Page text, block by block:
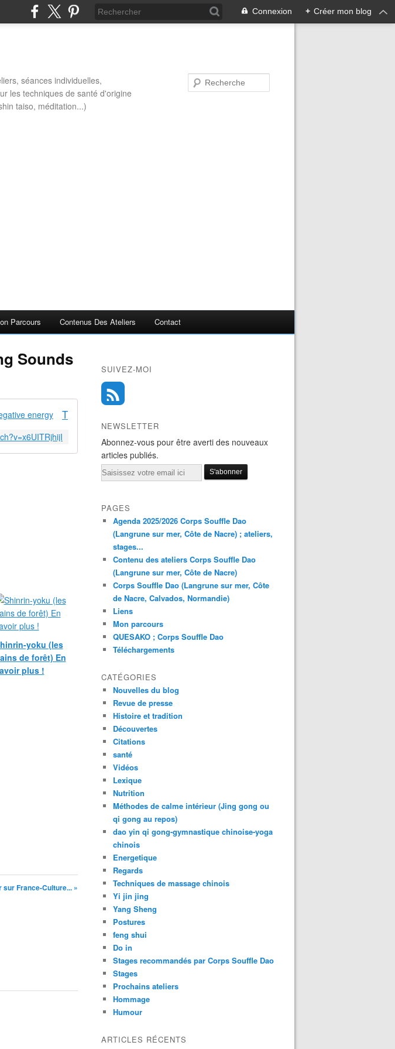
Connexion + Créer mon blog
séances individuelles,
les techniques de santé d'origine
taiso, méditation...)
Parcours Contenus Des Ateliers Contact
Sounds
yoku (les
de forêt) En
plus !
sur France-Culture... »
SUIVEZ-MOI
NEWSLETTER
Abonnez-vous pour être averti des nouveaux
articles publiés.
Email
PAGES
Agenda 2025/2026 Corps Souffle Dao
(Langrune sur mer, Côte de Nacre) ; ateliers,
stages...
Contenu des ateliers Corps Souffle Dao
(Langrune sur mer, Côte de Nacre)
Corps Souffle Dao (Langrune sur mer, Côte
de Nacre, Calvados, Normandie)
Liens
Mon parcours
QUESAKO ; Corps Souffle Dao
Téléchargements
CATÉGORIES
Nouvelles du blog
Revue de presse
Histoire et tradition
Découvertes
Citations
santé
Vidéos
Lexique
Nutrition
Méthodes de calme intérieur (Jing gong ou
qi gong au repos)
dao yin qi gong-gymnastique chinoise-yoga
chinois
Energetique
Regards
Techniques de massage chinois
Yi jin jing
Yang Sheng
Postures
feng shui
Do in
Stages recommandés par Corps Souffle Dao
Stages
Prochains ateliers
Hommage
Humour
ARTICLES RÉCENTS